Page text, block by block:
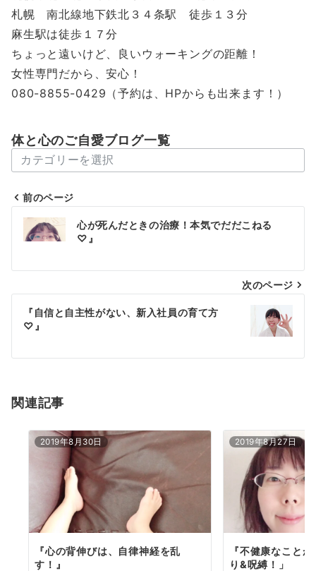
札幌 南北線地下鉄北３４条駅 徒歩１３分
麻生駅は徒歩１７分
ちょっと遠いけど、良いウォーキングの距離！
女性専門だから、安心！
080-8855-0429（予約は、HPからも出来ます！）
体と心のご自愛ブログ一覧
体
と
心
の
ロ
投
稿
ビ
シ
ン
前のページ
心が死んだときの治療！本気でだだこねる
♡』
次のページ
『自信と自主性がない、新入社員の育て方
♡』
関連記事
2019年8月30日
『心の背伸びは、自律神経を乱
す！』
2019年8月27日
『不健康なこと
り&呪縛！」